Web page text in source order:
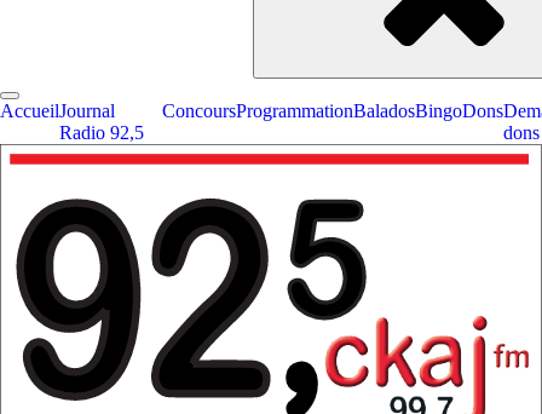
AccueilJournal
Radio 92,5
ConcoursProgrammationBaladosBingoDons
dons